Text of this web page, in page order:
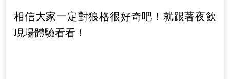
相信大家一定對狼格很好奇吧！就跟著夜飲
現場體驗看看！